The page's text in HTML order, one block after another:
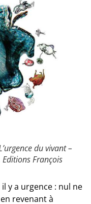
du vivant –
François
y a urgence : nul ne
revenant à